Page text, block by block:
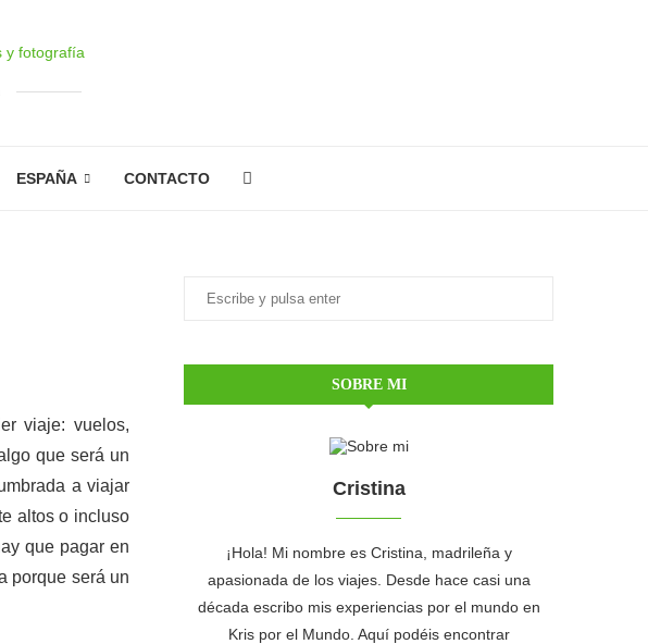
ESPAÑA CONTACTO
viaje: vuelos,
que será un
a viajar
altos o incluso
que pagar en
porque será un
SOBRE MI
Cristina
¡Hola! Mi nombre es Cristina, madrileña y
apasionada de los viajes. Desde hace casi una
década escribo mis experiencias por el mundo en
Kris por el Mundo. Aquí podéis encontrar